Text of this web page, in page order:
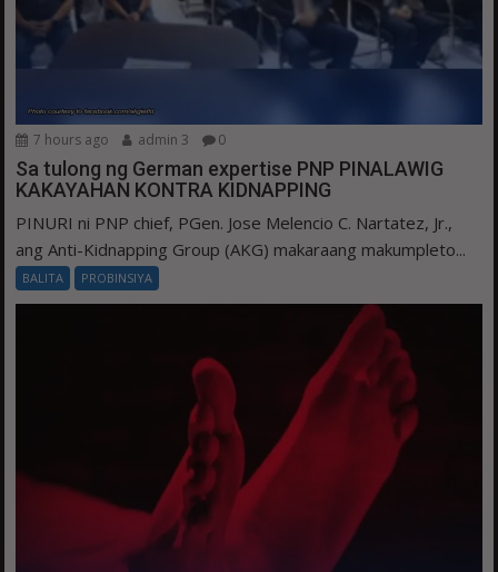
7 hours ago admin 3 0
Sa tulong ng German expertise PNP PINALAWIG
KAKAYAHAN KONTRA KIDNAPPING
PINURI ni PNP chief, PGen. Jose Melencio C. Nartatez, Jr.,
ang Anti-Kidnapping Group (AKG) makaraang makumpleto...
BALITA PROBINSIYA